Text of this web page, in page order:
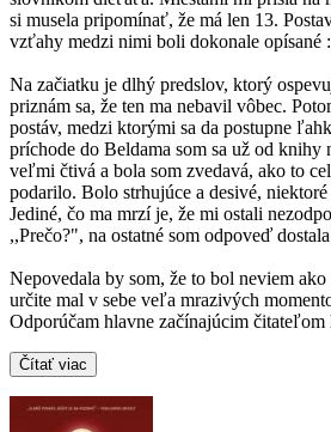
si musela pripomínať, že má len 13.
vzťahy medzi nimi boli dokonale opísané
Na začiatku je dlhý predslov, ktorý
priznám sa, že ten ma nebavil vôbec.
postáv, medzi ktorými sa da postupne
príchode do Beldama som sa už od
veľmi čtivá a bola som zvedavá, ako to
podarilo. Bolo strhujúce a desivé, niektoré
Jediné, čo ma mrzí je, že mi ostali
,,Prečo?", na ostatné som odpoveď
Nepovedala by som, že to bol neviem
určite mal v sebe veľa mrazivých
Odporúčam hlavne začínajúcim čitateľom
Čítať viac